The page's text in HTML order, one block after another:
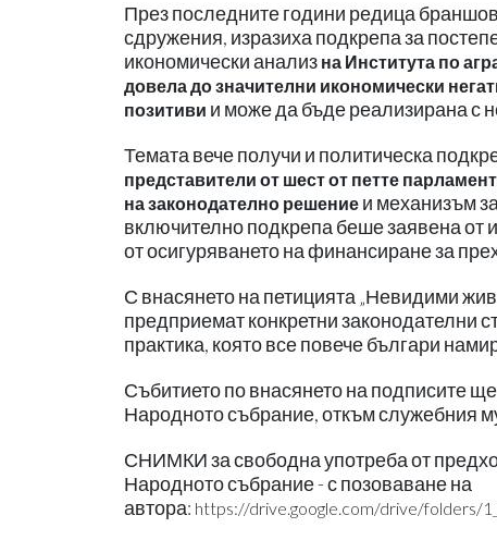
През последните години редица
сдружения, изразиха подкрепа за
икономически анализ на Института по
довела до значителни икономически
позитиви и може да бъде реализирана с
Темата вече получи и политическа
представители от шест от петте
на законодателно решение и механизъм
включително подкрепа беше заявена от
от осигуряването на финансиране за
С внасянето на петицията „Невидими
предприемат конкретни законодателни
практика, която все повече българи
Събитието по внасянето на подписите
Народното събрание, откъм служебния
СНИМКИ за свободна употреба от
Народното събрание - с позоваване на
автора: https://drive.google.com/drive/folders/